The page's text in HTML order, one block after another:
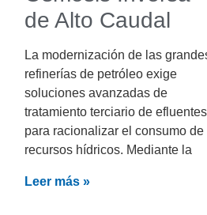
de Alto Caudal
La modernización de las
refinerías de petróleo exige
soluciones avanzadas de
tratamiento terciario de efluentes
para racionalizar el consumo de
recursos hídricos. Mediante la
Leer más »